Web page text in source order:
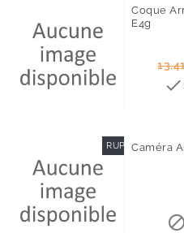
Coque
E4g
Prix
de
RUPTURE DE
Caméra
